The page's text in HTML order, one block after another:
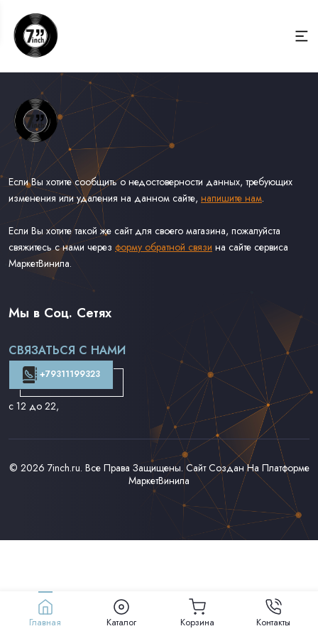
Если Вы хотите сообщить о недостоверности данных, требующих
изменения или удаления на данном сайте, напишите нам.
Если Вы хотите такой же сайт для своего магазина, пожалуйста
свяжитесь с нами через форму обратной связи на сайте сервиса
МаркетВинила.
Весь Каталог Винила на 7''
Рок на 7''
Доставка и Оплата
Контакты
Мы в Соц. Сетях
СВЯЗАТЬСЯ С НАМИ
+79311199323
с 12 до 22,
© 2026 7inch.ru. Все Права Защищены. Сайт Создан На Платформе
МаркетВинила
Главная Каталог Корзина Контакты